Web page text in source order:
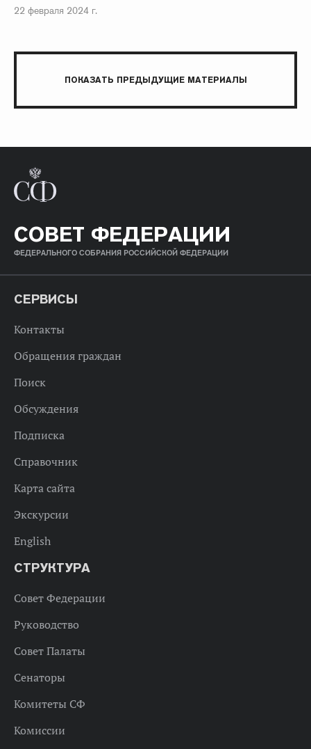
22 февраля 2024 г.
ПОКАЗАТЬ ПРЕДЫДУЩИЕ МАТЕРИАЛЫ
СОВЕТ ФЕДЕРАЦИИ
ФЕДЕРАЛЬНОГО СОБРАНИЯ РОССИЙСКОЙ ФЕДЕРАЦИИ
СЕРВИСЫ
Контакты
Обращения граждан
Поиск
Обсуждения
Подписка
Справочник
Карта сайта
Экскурсии
English
СТРУКТУРА
Совет Федерации
Руководство
Совет Палаты
Сенаторы
Комитеты СФ
Комиссии